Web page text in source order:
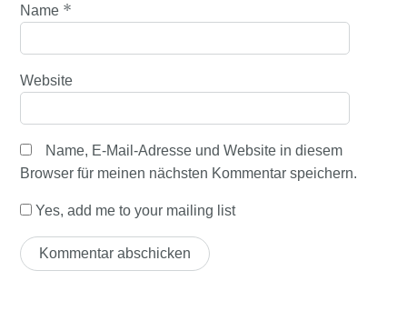
Name *
Website
Name, E-Mail-Adresse und Website in diesem
Browser für meinen nächsten Kommentar speichern.
Yes, add me to your mailing list